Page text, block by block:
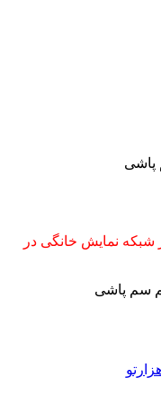
شبکه نمایش خانگی در
سم پاشی